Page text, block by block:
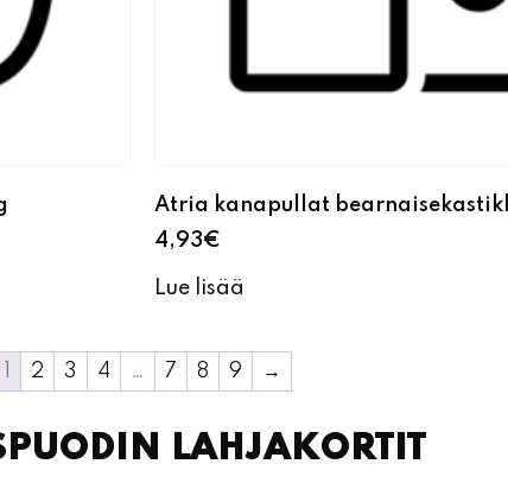
Atria kanapullat
4,93€
Lue lisää
2 3 4 … 7 8 9 →
LAHJAKORTIT